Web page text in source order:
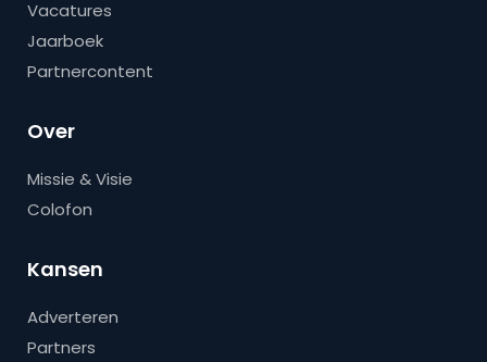
Vacatures
Jaarboek
Partnercontent
Over
Missie & Visie
Colofon
Kansen
Adverteren
Partners